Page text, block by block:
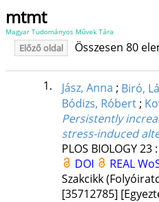
mtmt
Magyar Tudományos Művek Tára
Előző oldal Összesen 80
1. Jász, Anna ; Biró,
Bódizs, Róbert ;
Persistently
stress-induced
PLOS BIOLOGY23:
DOI
REAL
Szakcikk
[35712785]